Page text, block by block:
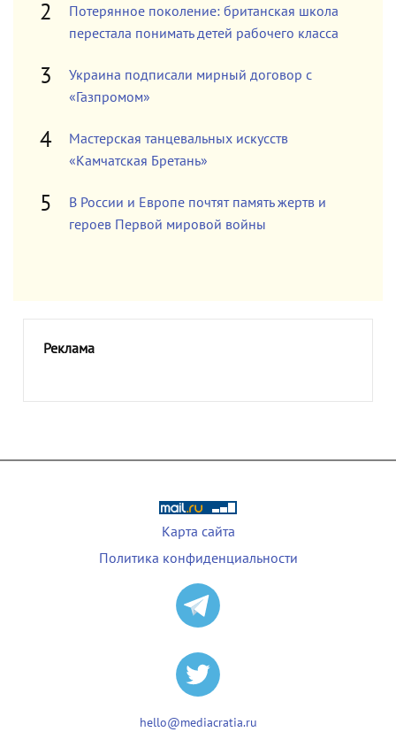
Потерянное поколение: британская школа
перестала понимать детей рабочего класса
Украина подписали мирный договор с
«Газпромом»
Мастерская танцевальных искусств
«Камчатская Бретань»
В России и Европе почтят память жертв и
героев Первой мировой войны
Реклама
Карта сайта
Политика конфиденциальности
hello@mediacratia.ru